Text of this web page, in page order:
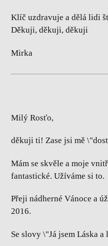
Klíč uzdravuje a dělá lidi
Děkuji, děkuji, děkuji
Mirka
Milý Rosťo,
děkuji ti! Zase jsi mě
Mám se skvěle a moje
fantastické. Užíváme si to.
Přeji nádherné Vánoce a
2016.
Se slovy \"Já jsem Láska